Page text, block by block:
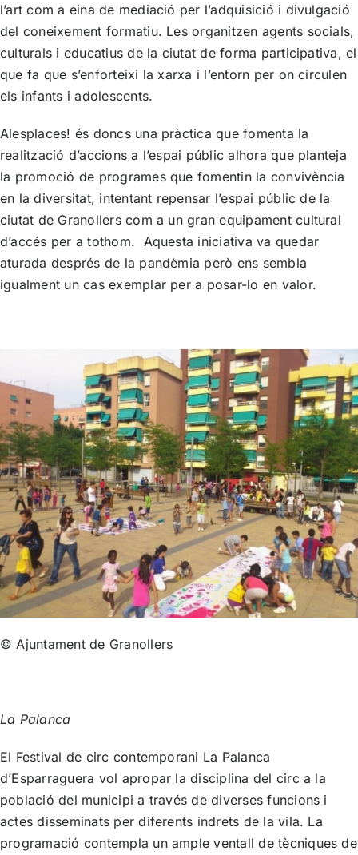
l’art com a eina de mediació per l’adquisició i divulgació
del coneixement formatiu. Les organitzen agents socials,
culturals i educatius de la ciutat de forma participativa, el
que fa que s’enforteixi la xarxa i l’entorn per on circulen
els infants i adolescents.
Alesplaces! és doncs una pràctica que fomenta la
realització d’accions a l’espai públic alhora que planteja
la promoció de programes que fomentin la convivència
en la diversitat, intentant repensar l’espai públic de la
ciutat de Granollers com a un gran equipament cultural
d’accés per a tothom. Aquesta iniciativa va quedar
aturada després de la pandèmia però ens sembla
igualment un cas exemplar per a posar-lo en valor.
© Ajuntament de Granollers
La Palanca
El Festival de circ contemporani La Palanca
d’Esparraguera vol apropar la disciplina del circ a la
població del municipi a través de diverses funcions i
actes disseminats per diferents indrets de la vila. La
programació contempla un ample ventall de tècniques de